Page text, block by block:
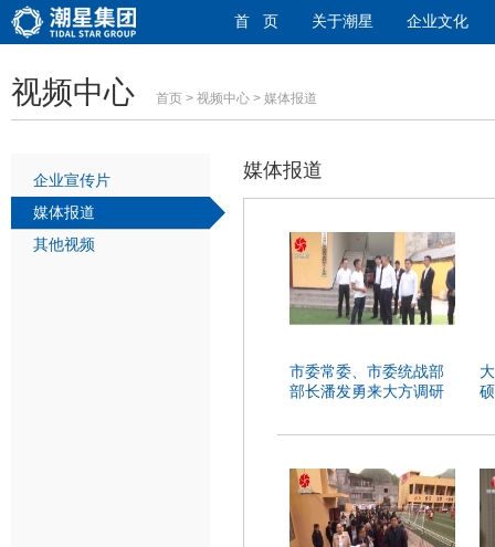
首 页 关于潮星 企业文化
视频中心 首页 > 视频中心 > 媒体报道
企业宣传片
媒体报道
其他视频
媒体报道
市委常委、市委统战部
部长潘发勇来大方调研